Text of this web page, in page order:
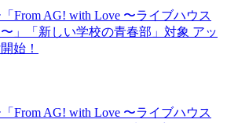
From AG! with Love 〜ライブハウス
」「新しい学校の青春部」対象 アッ
始！
From AG! with Love 〜ライブハウス